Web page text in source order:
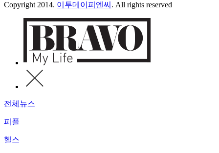
Copyright 2014. 이투데이피엔씨 . All rights reserved
전체뉴스
피플
헬스